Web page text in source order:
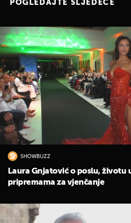
POGLEDAJTE SLJEDEĆE
SHOWBUZZ
Laura Gnjatović o poslu, životu
pripremama za vjenčanje